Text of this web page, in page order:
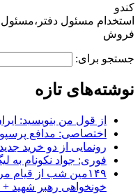
کندو
استخدام مسئول
فروش
جستجو برای:
نوشته‌های تازه
از قول من بنویسید:
اختصاصی: مدافع
رونمایی از دو خرید
فوری: جواد نکونام به
۱۴۹مین شب از
خونخواهی رهبر شهید +